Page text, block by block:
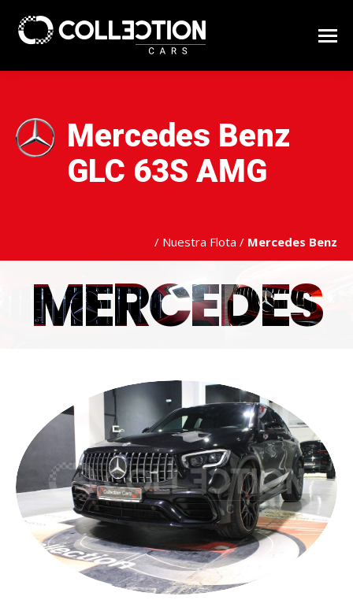
Mercedes Benz
GLC 63S AMG
/ Nuestra Flota / Mercedes Benz
MERCEDES